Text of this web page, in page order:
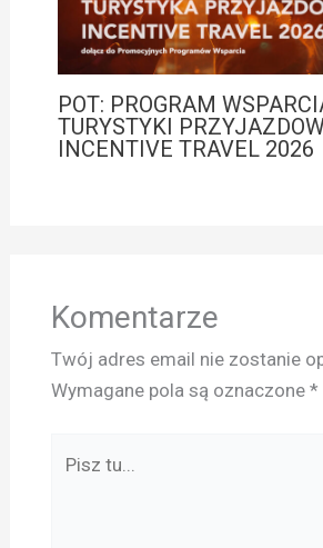
POT: PROGRAM
TURYSTYKI
INCENTIVE TRAVEL 2026
Komentarze
Twój adres email nie zostanie
Wymagane pola są oznaczone *